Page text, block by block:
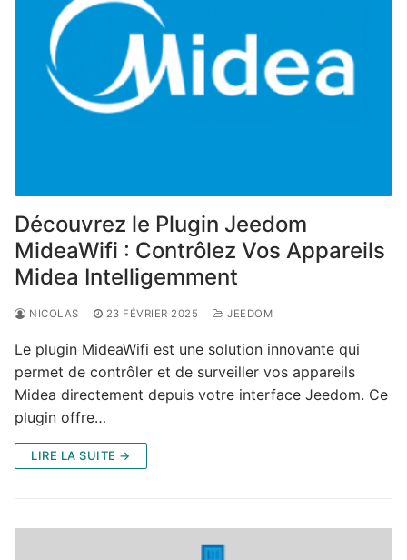
Découvrez le Plugin Jeedom
MideaWifi : Contrôlez Vos Appareils
Midea Intelligemment
NICOLAS 23 FÉVRIER 2025 JEEDOM
Le plugin MideaWifi est une solution innovante qui
permet de contrôler et de surveiller vos appareils
Midea directement depuis votre interface Jeedom. Ce
plugin offre…
LIRE LA SUITE →